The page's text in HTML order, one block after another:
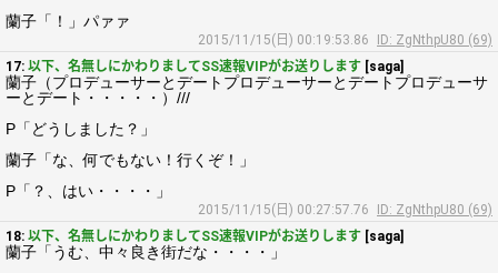
蘭子「！」パァァ
2015/11/15(日) 00:19:53.86
ID: ZgNthpU80 (69)
17: 以下、名無しにかわりましてSS速報VIPがお送りします [saga]
蘭子（プロデューサーとデートプロデューサーとデートプロデューサ
ーとデート・・・・・）///
P「どうしました？」
蘭子「な、何でもない！行くぞ！」
P「？、はい・・・・」
2015/11/15(日) 00:27:57.76
ID: ZgNthpU80 (69)
18: 以下、名無しにかわりましてSS速報VIPがお送りします [saga]
蘭子「うむ、中々良き街だな・・・・」